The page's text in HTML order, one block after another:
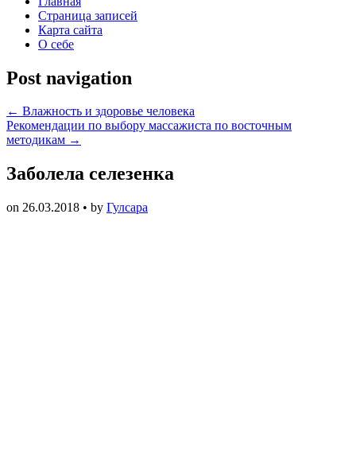
Страница записей
Карта сайта
О себе
Post navigation
← Влажность и здоровье человека
Рекомендации по выбору массажиста по восточным
методикам →
Заболела селезенка
on 26.03.2018 • by Гулсара